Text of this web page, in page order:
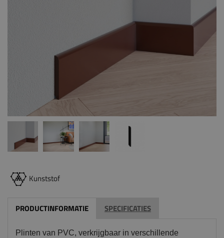
Kunststof
PRODUCTINFORMATIE SPECIFICATIES
Plinten van PVC, verkrijgbaar in verschillende